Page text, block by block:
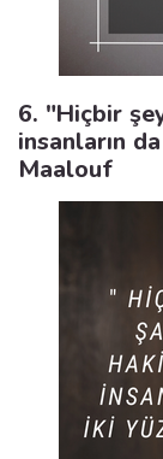
6. "Hiçbir
insanların
Maalouf